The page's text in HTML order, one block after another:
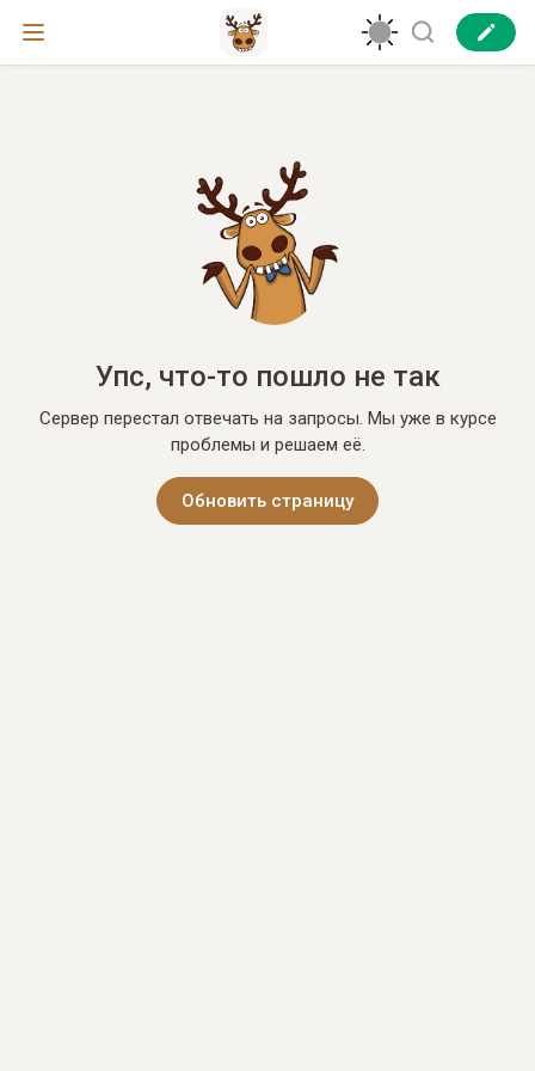
Упс, что-то пошло не так
Сервер перестал отвечать на запросы. Мы уже в курсе
проблемы и решаем её.
Обновить страницу